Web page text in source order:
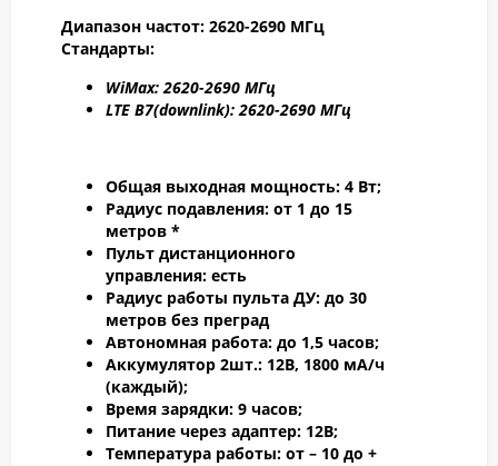
Диапазон частот: 2620-2690 МГц
Стандарты:
WiMax: 2620-2690 МГц
LTE B7(downlink): 2620-2690 МГц
Общая выходная мощность: 4 Вт;
Радиус подавления: от 1 до 15
метров *
Пульт дистанционного
управления: есть
Радиус работы пульта ДУ: до 30
метров без преград
Автономная работа: до 1,5 часов;
Аккумулятор 2шт.: 12В, 1800 мА/ч
(каждый);
Время зарядки: 9 часов;
Питание через адаптер: 12В;
Температура работы: от – 10 до +